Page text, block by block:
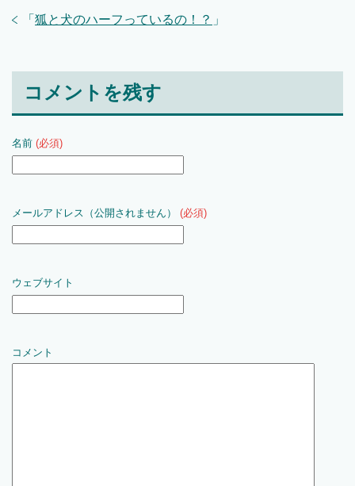
「 狐と犬のハーフっているの！？ 」
コメントを残す
名前 (必須)
メールアドレス（公開されません） (必須)
ウェブサイト
コメント